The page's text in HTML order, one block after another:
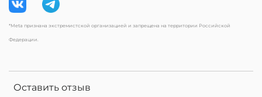
Оставить отзыв
*Meta признана экстремистской организацией и запрещена на территории Российской
Федерации.